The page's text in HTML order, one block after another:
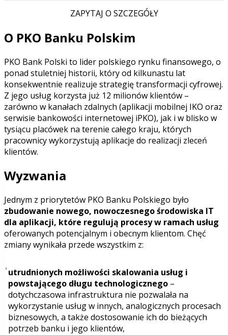
ZAPYTAJ O SZCZEGÓŁY
O PKO Banku Polskim
PKO Bank Polski to lider polskiego rynku finansowego, o
ponad stuletniej historii, który od kilkunastu lat
konsekwentnie realizuje strategię transformacji cyfrowej.
Z jego usług korzysta już 12 milionów klientów –
zarówno w kanałach zdalnych (aplikacji mobilnej IKO oraz
serwisie bankowości internetowej iPKO), jak i w blisko w
tysiącu placówek na terenie całego kraju, których
pracownicy wykorzystują aplikacje do realizacji zleceń
klientów.
Wyzwania
Jednym z priorytetów PKO Banku Polskiego było
zbudowanie nowego, nowoczesnego środowiska IT
dla aplikacji, które regulują procesy w ramach usług
oferowanych potencjalnym i obecnym klientom. Chęć
zmiany wynikała przede wszystkim z:
utrudnionych możliwości skalowania usług i
powstającego długu technologicznego –
dotychczasowa infrastruktura nie pozwalała na
wykorzystanie usług w innych, analogicznych procesach
biznesowych, a także dostosowanie ich do bieżących
potrzeb banku i jego klientów,